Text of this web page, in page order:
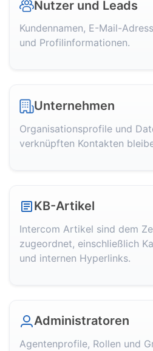
Nutzer und Leads
Kundennamen, E-Mail-
und Profilinformationen.
Unternehmen
Organisationsprofile und
verknüpften Kontakten
KB-Artikel
Intercom Artikel sind dem
zugeordnet, einschließlich
und internen Hyperlinks.
Administratoren
Agentenprofile, Rollen und